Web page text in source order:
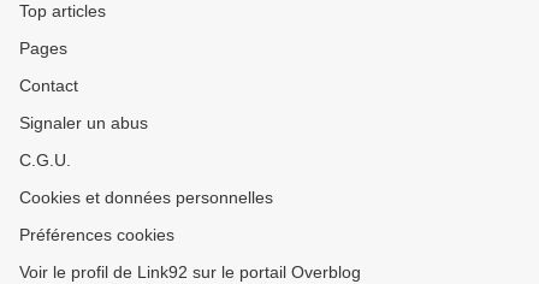
Top articles
Pages
Contact
Signaler un abus
C.G.U.
Cookies et données personnelles
Préférences cookies
Voir le profil de Link92 sur le portail Overblog